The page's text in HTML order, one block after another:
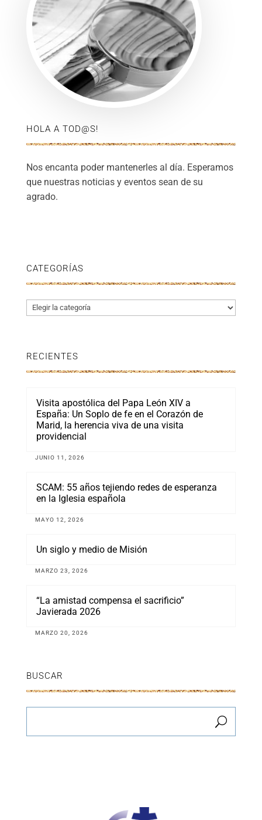
HOLA A TOD@S!
Nos encanta poder mantenerles al día. Esperamos
que nuestras noticias y eventos sean de su
agrado.
CATEGORÍAS
Categorías
RECIENTES
Visita apostólica del Papa León XIV a
España: Un Soplo de fe en el Corazón de
Marid, la herencia viva de una visita
providencial
JUNIO 11, 2026
SCAM: 55 años tejiendo redes de esperanza
en la Iglesia española
MAYO 12, 2026
Un siglo y medio de Misión
MARZO 23, 2026
“La amistad compensa el sacrificio”
Javierada 2026
MARZO 20, 2026
BUSCAR